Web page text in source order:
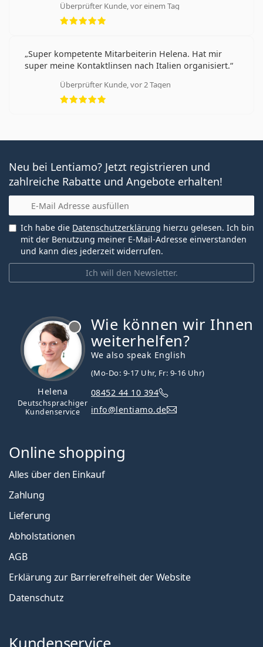
Überprüfter Kunde, vor einem Tag
Bewertung 5 aus 5
Super kompetente Mitarbeiterin Helena. Hat mir
super meine Kontaktlinsen nach Italien organisiert.
Überprüfter Kunde, vor 2 Tagen
Bewertung 5 aus 5
Neu bei Lentiamo? Jetzt registrieren und
zahlreiche Rabatte und Angebote erhalten!
E-Mail
Ich will den Newsletter.
Ich habe die Datenschutzerklärung hierzu gelesen. Ich bin
mit der Benutzung meiner E-Mail-Adresse einverstanden
und kann dies jederzeit widerrufen.
Helena
Deutschsprachiger
Kundenservice
Wie können wir Ihnen
weiterhelfen?
We also speak English
(Mo-Do: 9-17 Uhr, Fr: 9-16 Uhr)
08452 44 10 394
info@lentiamo.de
Online shopping
Alles über den Einkauf
Zahlung
Lieferung
Abholstationen
AGB
Erklärung zur Barrierefreiheit der Website
Datenschutz